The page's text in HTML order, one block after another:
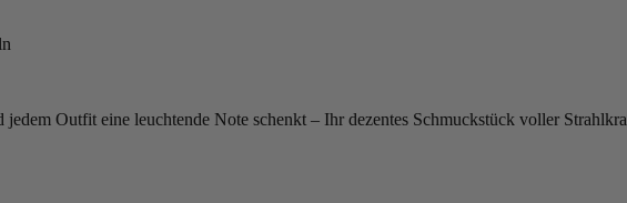
Outfit eine leuchtende Note schenkt – Ihr dezentes Schmuckstück voller